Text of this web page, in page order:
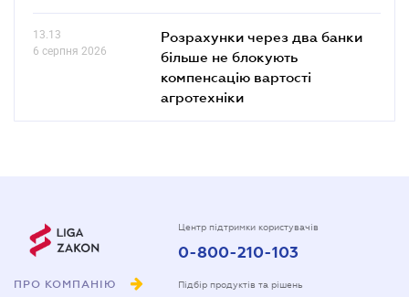
13.13
6 серпня 2026
Розрахунки через два банки
більше не блокують
компенсацію вартості
агротехніки
ПРО КОМПАНІЮ
Центр підтримки користувачів
0-800-210-103
Підбір продуктів та рішень